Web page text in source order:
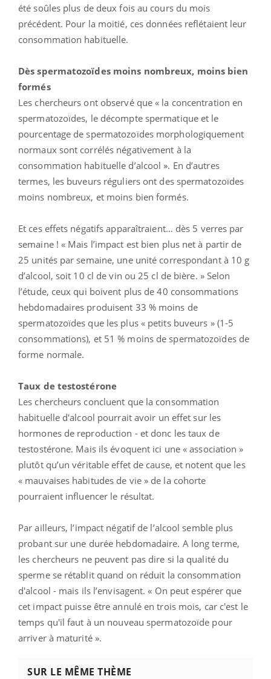
été soûles plus de deux fois au cours du mois
précédent. Pour la moitié, ces données reflétaient leur
consommation habituelle.
Dès spermatozoïdes moins nombreux, moins bien
formés
Les chercheurs ont observé que « la concentration en
spermatozoïdes, le décompte spermatique et le
pourcentage de spermatozoïdes morphologiquement
normaux sont corrélés négativement à la
consommation habituelle d’alcool ». En d’autres
termes, les buveurs réguliers ont des spermatozoïdes
moins nombreux, et moins bien formés.
Et ces effets négatifs apparaîtraient… dès 5 verres par
semaine ! « Mais l’impact est bien plus net à partir de
25 unités par semaine, une unité correspondant à 10 g
d’alcool, soit 10 cl de vin ou 25 cl de bière. » Selon
l’étude, ceux qui boivent plus de 40 consommations
hebdomadaires produisent 33 % moins de
spermatozoïdes que les plus « petits buveurs » (1-5
consommations), et 51 % moins de spermatozoïdes de
forme normale.
Taux de testostérone
Les chercheurs concluent que la consommation
habituelle d'alcool pourrait avoir un effet sur les
hormones de reproduction - et donc les taux de
testostérone. Mais ils évoquent ici une « association »
plutôt qu’un véritable effet de cause, et notent que les
« mauvaises habitudes de vie » de la cohorte
pourraient influencer le résultat.
Par ailleurs, l’impact négatif de l’alcool semble plus
probant sur une durée hebdomadaire. A long terme,
les chercheurs ne peuvent pas dire si la qualité du
sperme se rétablit quand on réduit la consommation
d'alcool - mais ils l’envisagent. « On peut espérer que
cet impact puisse être annulé en trois mois, car c'est le
temps qu'il faut à un nouveau spermatozoïde pour
arriver à maturité ».
SUR LE MÊME THÈME